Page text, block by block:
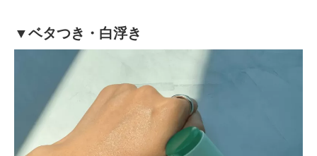
▼ベタつき・白浮き